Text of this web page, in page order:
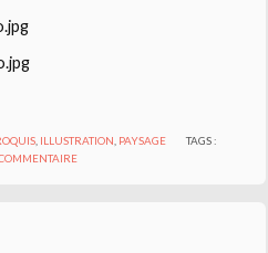
, ILLUSTRATION PAYSAGE
TAGS :